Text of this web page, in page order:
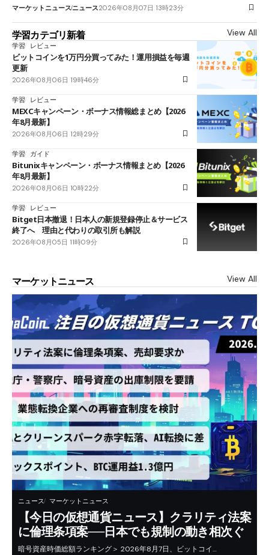
マーケットニュースニュース2026年08月07日 13時23分
学習カテゴリ新着 View All
学習 レビュー
ビットコインを1万円分買ってみた！運用損益を毎週
更新
2026年08月06日 19時46分
学習 レビュー
MEXCキャンペーン・ボーナス情報総まとめ【2026
年8月最新】
2026年08月06日 12時29分
学習 ガイド
Bitunixキャンペーン・ボーナス情報まとめ【2026
年8月最新】
2026年08月06日 10時22分
学習 レビュー
Bitget日本撤退！日本人の新規登録停止＆サービス
終了へ 理由と代わりの取引所も解説
2026年08月05日 11時09分
マーケットニュース View All
ニュース マーケットニュース
【今日の仮想通貨ニュース】クラリティ法案
に倫理条項案──日本でも規制の動き相次ぐ
暗号資産時価総額ランキング＞ 2026年8月7日、ビットコイ…